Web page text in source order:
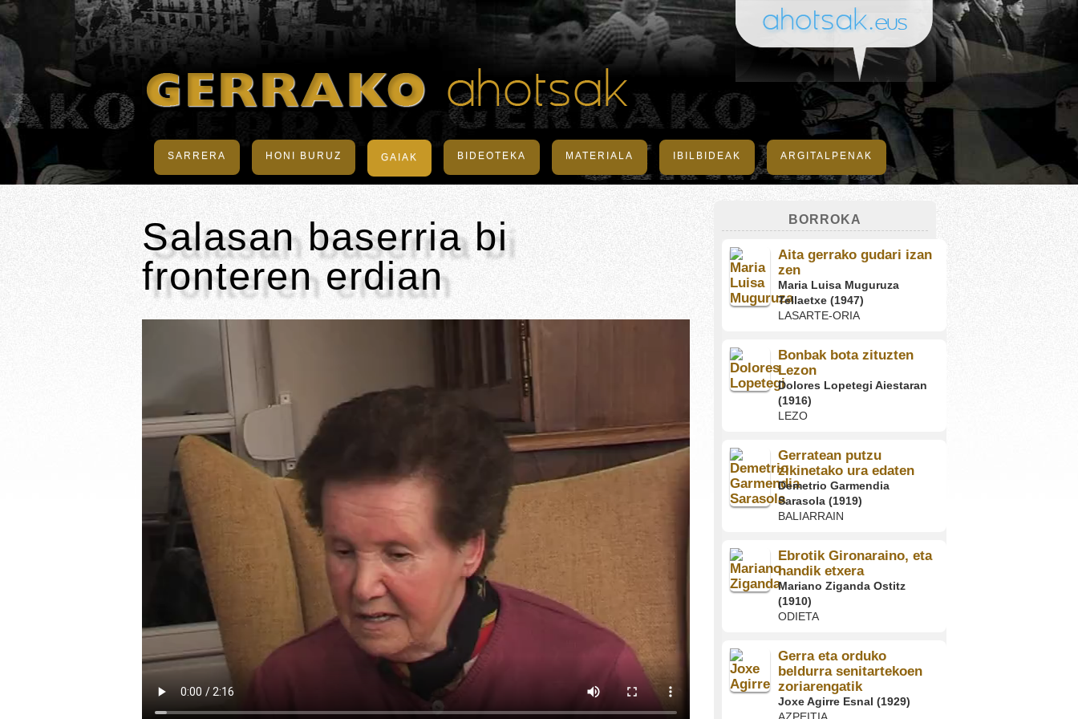
SARRERA HONI BURUZ GAIAK BIDEOTEKA MATERIALA IBILBIDEAK ARGITALPENAK
Salasan baserria bi
fronteren erdian
BORROKA
Aita gerrako gudari izan
zen
Maria Luisa Muguruza
Tellaetxe (1947)
LASARTE-ORIA
Bonbak bota zituzten
Lezon
Dolores Lopetegi Aiestaran
(1916)
LEZO
Gerratean putzu
zikinetako ura edaten
Demetrio Garmendia
Sarasola (1919)
BALIARRAIN
Ebrotik Gironaraino, eta
handik etxera
Mariano Ziganda Ostitz
(1910)
ODIETA
Gerra eta orduko
beldurra senitartekoen
zoriarengatik
Joxe Agirre Esnal (1929)